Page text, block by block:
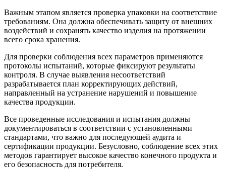
Важным этапом является проверка упаковки на соответствие
требованиям. Она должна обеспечивать защиту от внешних
воздействий и сохранять качество изделия на протяжении
всего срока хранения.
Для проверки соблюдения всех параметров применяются
протоколы испытаний, которые фиксируют результаты
контроля. В случае выявления несоответствий
разрабатывается план корректирующих действий,
направленный на устранение нарушений и повышение
качества продукции.
Все проведенные исследования и испытания должны
документироваться в соответствии с установленными
стандартами, что важно для последующей аудита и
сертификации продукции. Безусловно, соблюдение всех этих
методов гарантирует высокое качество конечного продукта и
его безопасность для потребителя.